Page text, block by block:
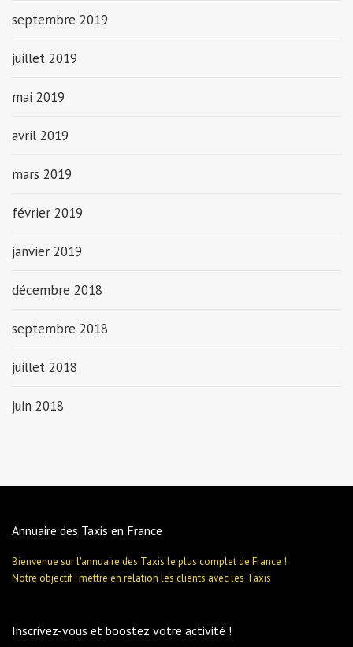
septembre 2019
juillet 2019
mai 2019
avril 2019
mars 2019
février 2019
janvier 2019
décembre 2018
septembre 2018
juillet 2018
juin 2018
Annuaire des Taxis en France
Bienvenue sur l'annuaire des Taxis le plus complet de France !
Notre objectif : mettre en relation les clients avec les Taxis
Inscrivez-vous et boostez votre activité !